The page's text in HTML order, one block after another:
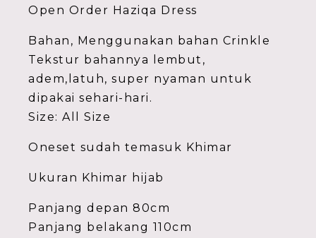
Open Order Haziqa Dress
Bahan, Menggunakan bahan Crinkle
Tekstur bahannya lembut,
adem,latuh, super nyaman untuk
dipakai sehari-hari.
Size: All Size
Oneset sudah temasuk Khimar
Ukuran Khimar hijab
Panjang depan 80cm
Panjang belakang 110cm